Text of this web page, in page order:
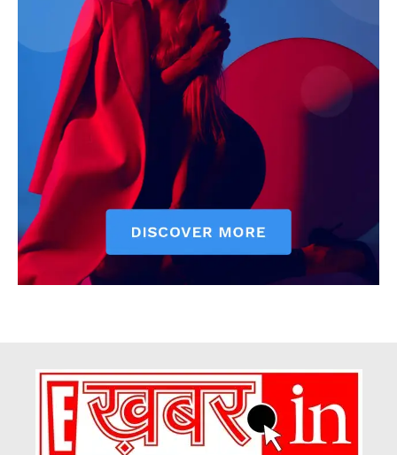
My account